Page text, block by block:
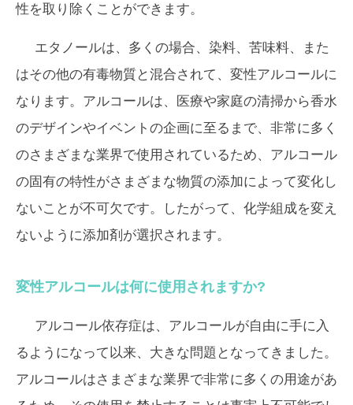
性を取り除くことができます。
エタノールは、多くの場合、染料、苦味料、また
はその他の有毒物質と混合されて、変性アルコールに
なります。アルコールは、医療や家庭の清掃から香水
のデザインやイベントの企画に至るまで、非常に多く
のさまざまな業界で使用されているため、アルコール
の固有の特性がさまざまな物質の添加によって変化し
ないことが不可欠です。したがって、化学組成を変え
ないように添加剤が選択されます。
変性アルコールは何に使用されますか?
アルコール依存症は、アルコールが自由に手に入
るようになって以来、大きな問題となってきました。
アルコールはさまざまな業界で非常に多くの用途があ